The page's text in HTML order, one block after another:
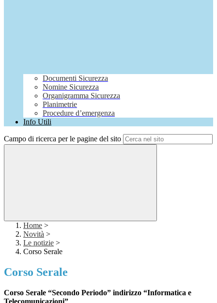
Documenti Sicurezza
Nomine Sicurezza
Organigramma Sicurezza
Planimetrie
Procedure d’emergenza
Info Utili
Campo di ricerca per le pagine del sito
Home >
Novità >
Le notizie >
Corso Serale
Corso Serale
Corso Serale “Secondo Periodo” indirizzo “Informatica e